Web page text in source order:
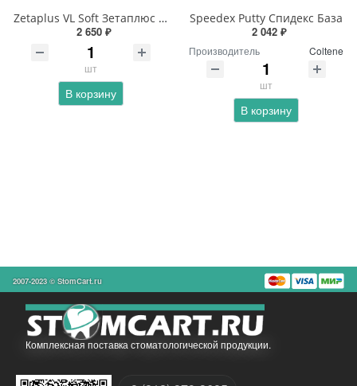
Zetaplus VL Soft Зетаплюс Набор
2 650 ₽
шт
В корзину
Speedex Putty Спидекс База
2 042 ₽
Производитель Coltene
шт
В корзину
2007-2023 © StomCart.ru
Комплексная поставка стоматологической продукции.